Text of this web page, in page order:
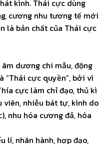
kình. Thái cực dùng
cương nhu tương tế mới
là bản chất của Thái cực
dương chi mẫu, động
“Thái cực quyền”, bởi vì
cực làm chỉ đạo, thủ kì
viên, nhiễu bát tự, kình do
nhu hóa cương đả, hóa
lí, nhân hành, hợp đạo,